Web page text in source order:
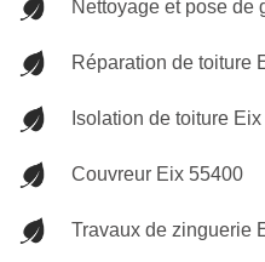
Nettoyage et pose de
Réparation de toiture
Isolation de toiture
Couvreur Eix 55400
Travaux de zinguerie